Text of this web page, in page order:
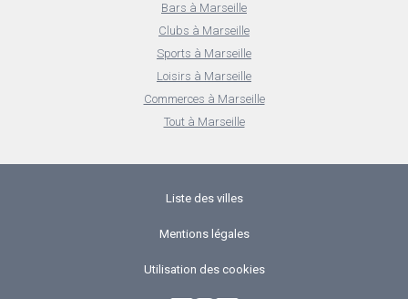
Bars à Marseille
Clubs à Marseille
Sports à Marseille
Loisirs à Marseille
Commerces à Marseille
Tout à Marseille
Liste des villes
Mentions légales
Utilisation des cookies